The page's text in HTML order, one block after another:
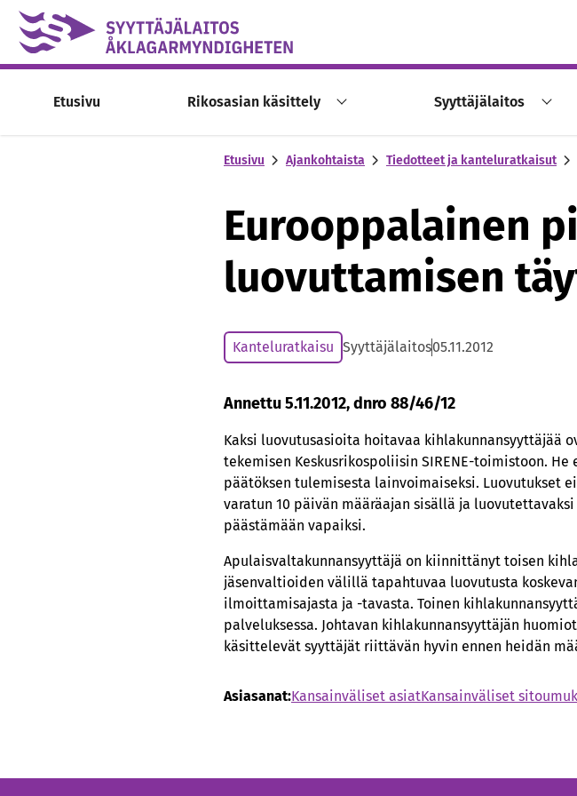
Skip to content -saavutettavuusohje
Etusivu Rikosasian käsittely Syyttäjälaitos
Etusivu Ajankohtaista Tiedotteet ja kanteluratkaisut
Eurooppalainen
luovuttamisen
Kanteluratkaisu Syyttäjälaitos05.11.2012
Annettu 5.11.2012, dnro 88/46/12
Kaksi luovutusasioita hoitavaa kihlakunnansyyttäjää
tekemisen Keskusrikospoliisin SIRENE-toimistoon.
päätöksen tulemisesta lainvoimaiseksi. Luovutukset
varatun 10 päivän määräajan sisällä ja
päästämään vapaiksi.
Apulaisvaltakunnansyyttäjä on kiinnittänyt toisen
jäsenvaltioiden välillä tapahtuvaa luovutusta
ilmoittamisajasta ja -tavasta. Toinen
palveluksessa. Johtavan kihlakunnansyyttäjän
käsittelevät syyttäjät riittävän hyvin ennen heidän
Asiasanat:Kansainväliset asiatKansainväliset